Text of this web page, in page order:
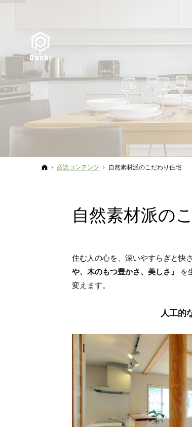
ホーム
必読コンテンツ 自然素材派のこだわり住宅
自然素材派の
住む人の心を、深いやすらぎと快
や、木のもつ豊かさ、美しさ』
を
変えます。
人工的